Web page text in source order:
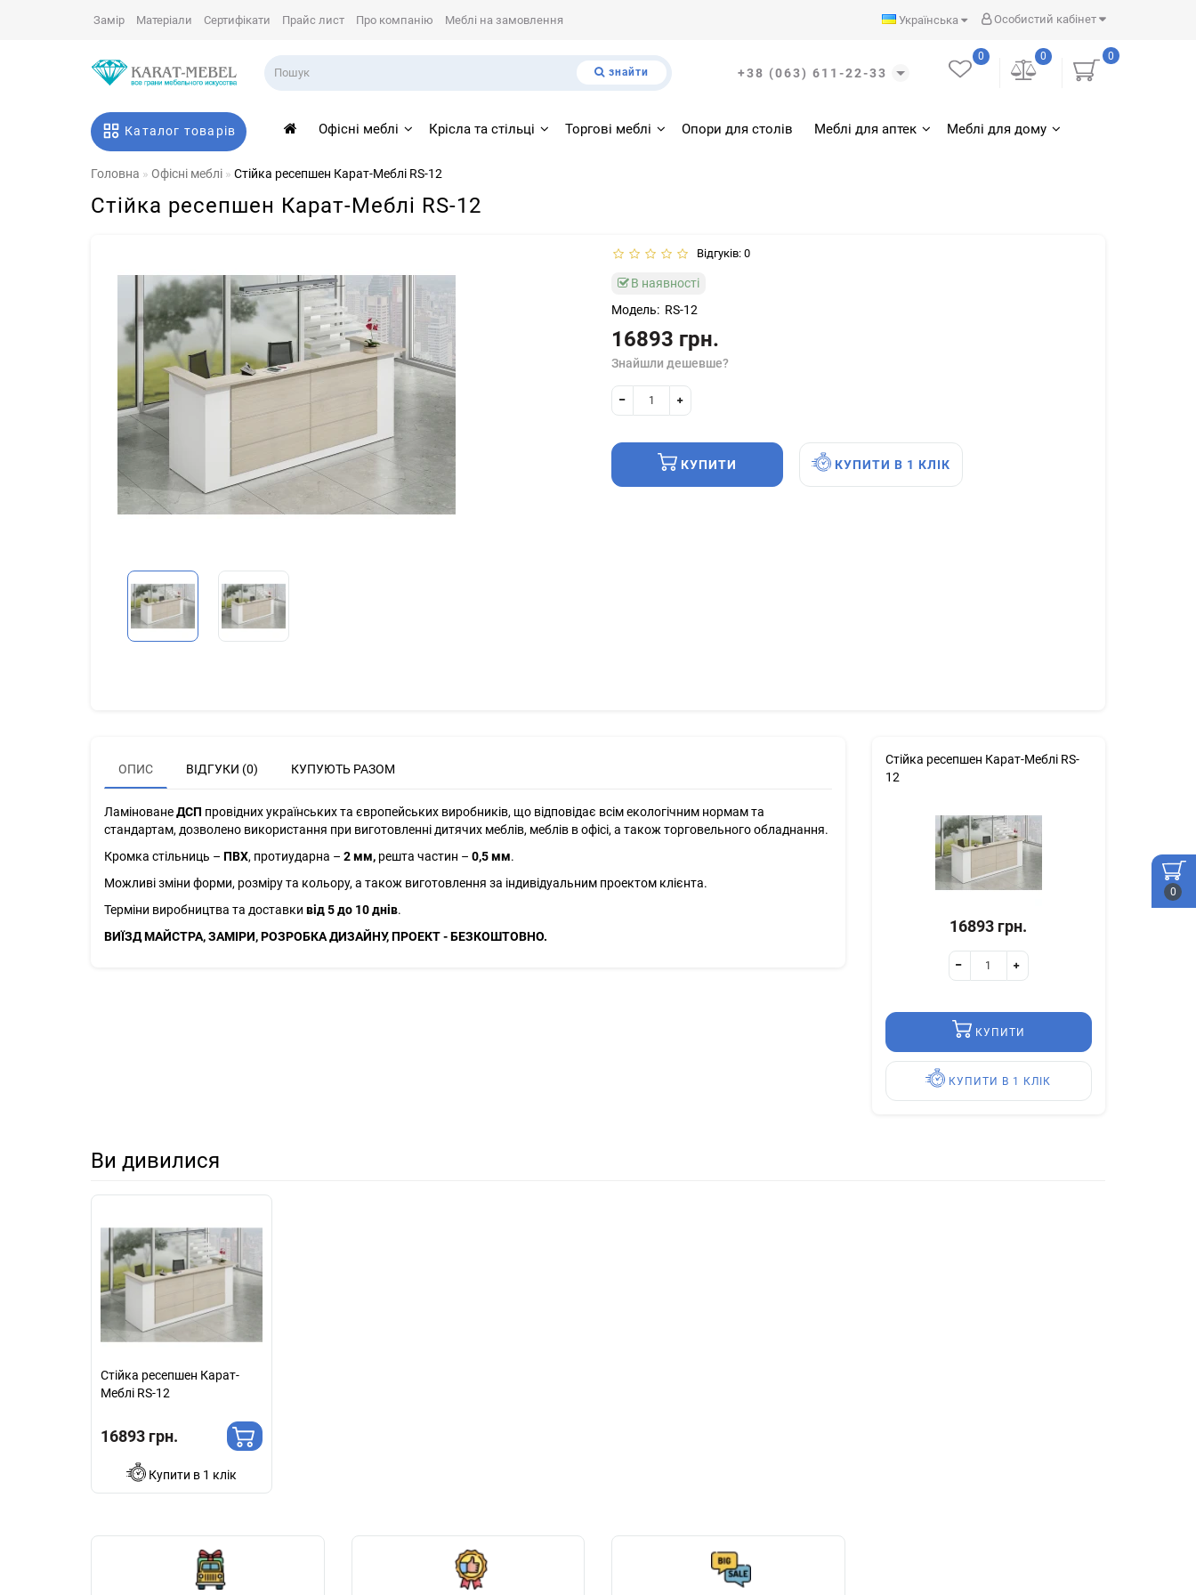
0
Особистий кабінет
Українська
Замір Матеріали Сертифікати Прайс лист Про компанію Меблі на замовлення
знайти +38 (063) 611-22-33
0
0
0
Каталог товарів Офісні меблі Крісла та стільці Торгові меблі Опори для столів Меблі для аптек Меблі для дому
Головна Офісні меблі Стійка ресепшен Карат-Меблі RS-12
Стійка ресепшен Карат-Меблі RS-12
Відгуків: 0
В наявності
Модель: RS-12
16893 грн.
Знайшли дешевше?
КУПИТИ КУПИТИ В 1 КЛІК
ОПИС ВІДГУКИ (0) КУПУЮТЬ РАЗОМ
ЛамінованеДСП провідних українських та європейських виробників, що відповідає всім екологічним нормам та
стандартам, дозволено використання при виготовленні дитячих меблів, меблів в офісі, а також торговельного обладнання.
Кромка стільниць – ПВХ, протиударна – 2 мм, решта частин – 0,5 мм.
Можливі зміни форми, розміру та кольору, а також виготовлення за індивідуальним проектом клієнта.
Терміни виробництва та доставки від 5 до 10 днів.
ВИЇЗД МАЙСТРА, ЗАМІРИ, РОЗРОБКА ДИЗАЙНУ, ПРОЕКТ - БЕЗКОШТОВНО.
Стійка ресепшен Карат-Меблі RS-
12
16893 грн.
КУПИТИ
КУПИТИ В 1 КЛІК
Ви дивилися
Стійка ресепшен Карат-
Меблі RS-12
16893 грн.
Купити в 1 клік